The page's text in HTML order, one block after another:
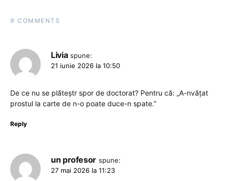
9 COMMENTS
Livia spune:
21 iunie 2026 la 10:50
De ce nu se plăteștr spor de doctorat? Pentru că: „A-nvățat
prostul la carte de n-o poate duce-n spate.”
Reply
un profesor spune:
27 mai 2026 la 11:23